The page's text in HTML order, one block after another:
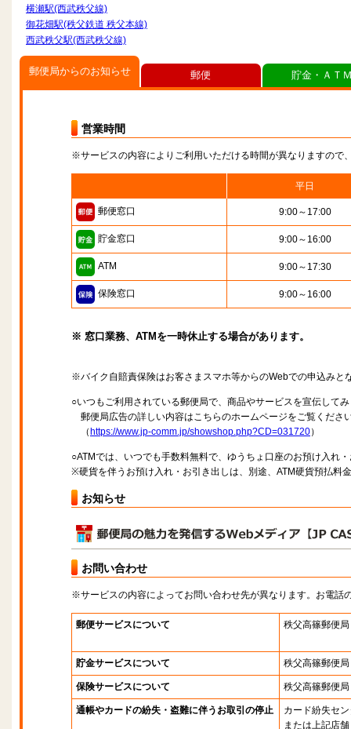
横瀬駅(西武秩父線)
御花畑駅(秩父鉄道 秩父本線)
西武秩父駅(西武秩父線)
郵便局からのお知らせ
営業時間
※サービスの内容によりご利用いただける時間が異なりますので
平日
郵便窓口 9:00～17:00
貯金窓口 9:00～16:00
ATM 9:00～17:30
保険窓口 9:00～16:00
※ 窓口業務、ATMを一時休止する場合があります。
※バイク自賠責保険はお客さまスマホ等からのWebでの申込みと
○いつもご利用されている郵便局で、商品やサービスを宣伝して
郵便局広告の詳しい内容はこちらのホームページをご覧くださ
（ https://www.jp-comm.jp/showshop.php?CD=031720）
○ATMでは、いつでも手数料無料で、ゆうちょ口座のお預け入れ
※硬貨を伴うお預け入れ・お引き出しは、別途、ATM硬貨預払料
お知らせ
お問い合わせ
※サービスの内容によってお問い合わせ先が異なります。お電話
郵便サービスについて 秩父高篠郵便局
貯金サービスについて 秩父高篠郵便局
保険サービスについて 秩父高篠郵便局
通帳やカードの紛失・盗難に伴うお取引の停止
カード紛失セ
または上記店舗
郵便 貯金・ＡＴ